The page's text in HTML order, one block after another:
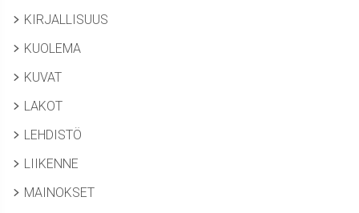
KIRJALLISUUS
KUOLEMA
KUVAT
LAKOT
LEHDISTÖ
LIIKENNE
MAINOKSET